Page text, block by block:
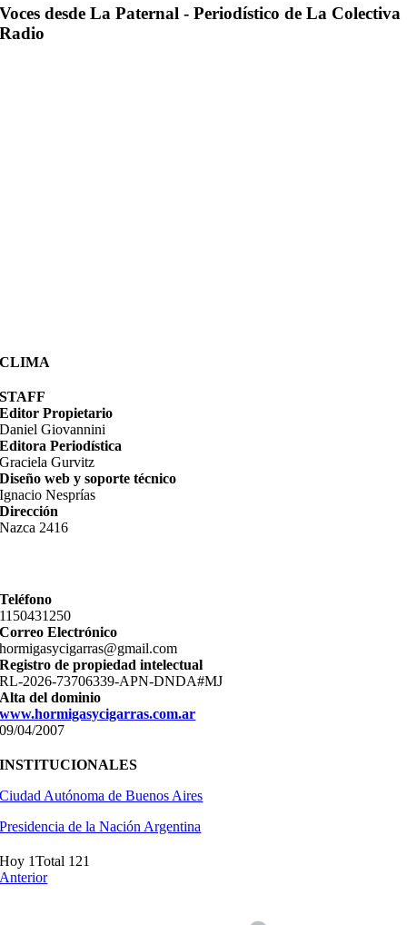
Voces desde La Paternal - Periodístico de La Colectiva
Radio
CLIMA
STAFF
Editor Propietario
Daniel Giovannini
Editora Periodística
Graciela Gurvitz
Diseño web y soporte técnico
Ignacio Nesprías
Dirección
Nazca 2416
Teléfono
11­50431250
Correo Electrónico
hormigasycigarras@gmail.com
Registro de propiedad intelectual
RL-2026-73706339-APN-DNDA#MJ
Alta del dominio
www.hormigasycigarras.com.ar
09/04/2007
INSTITUCIONALES
Ciudad Autónoma de Buenos Aires
Presidencia de la Nación Argentina
Hoy 1Total 121
Anterior